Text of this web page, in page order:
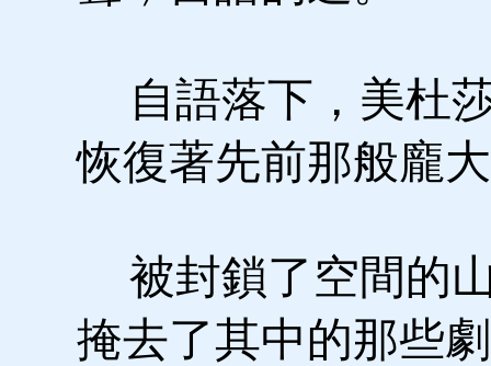
自語落下，美杜
恢復著先前那般龐
被封鎖了空間的
掩去了其中的那些